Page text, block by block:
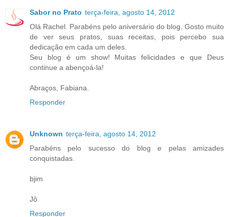
Sabor no Prato terça-feira, agosto 14, 2012
Olá Rachel. Parabéns pelo aniversário do blog. Gosto muito
de ver seus pratos, suas receitas, pois percebo sua
dedicação em cada um deles.
Seu blog é um show! Muitas felicidades e que Deus
continue a abençoá-la!
Abraços, Fabiana.
Responder
Unknown terça-feira, agosto 14, 2012
Parabéns pelo sucesso do blog e pelas amizades
conquistadas.
bjim
Jô
Responder